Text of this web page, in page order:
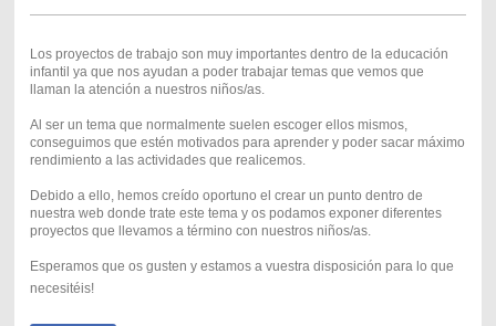
Los proyectos de trabajo son muy importantes dentro de la educación
infantil ya que nos ayudan a poder trabajar temas que vemos que
llaman la atención a nuestros niños/as.
Al ser un tema que normalmente suelen escoger ellos mismos,
conseguimos que estén motivados para aprender y poder sacar máximo
rendimiento a las actividades que realicemos.
Debido a ello, hemos creído oportuno el crear un punto dentro de
nuestra web donde trate este tema y os podamos exponer diferentes
proyectos que llevamos a término con nuestros niños/as.
Esperamos que os gusten y estamos a vuestra disposición para lo que
necesitéis!